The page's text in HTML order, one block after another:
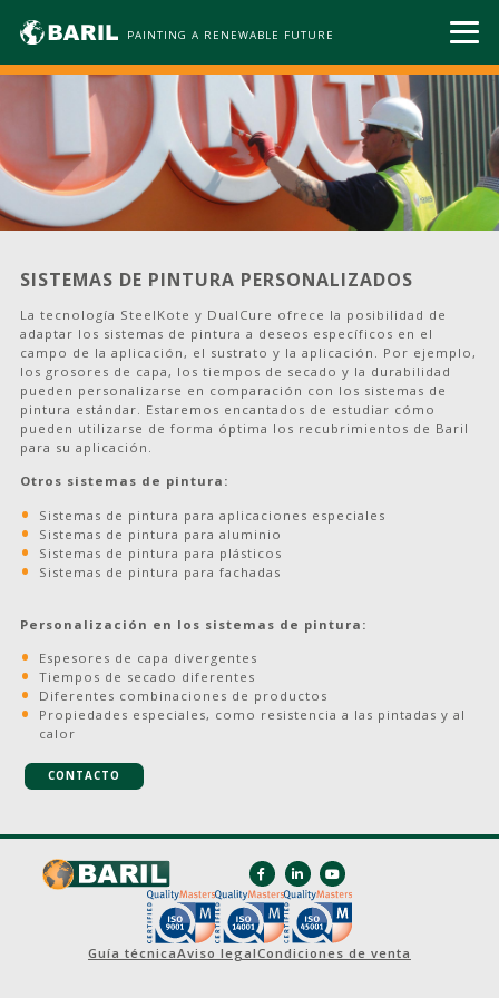
PAINTING A RENEWABLE FUTURE
SISTEMAS DE PINTURA PERSONALIZADOS
La tecnología SteelKote y DualCure ofrece la posibilidad de
adaptar los sistemas de pintura a deseos específicos en el
campo de la aplicación, el sustrato y la aplicación. Por ejemplo,
los grosores de capa, los tiempos de secado y la durabilidad
pueden personalizarse en comparación con los sistemas de
pintura estándar. Estaremos encantados de estudiar cómo
pueden utilizarse de forma óptima los recubrimientos de Baril
para su aplicación.
Otros sistemas de pintura:
Sistemas de pintura para aplicaciones especiales
Sistemas de pintura para aluminio
Sistemas de pintura para plásticos
Sistemas de pintura para fachadas
Personalización en los sistemas de pintura:
Espesores de capa divergentes
Tiempos de secado diferentes
Diferentes combinaciones de productos
Propiedades especiales, como resistencia a las pintadas y al
calor
CONTACTO
Guía técnicaAviso legalCondiciones de venta